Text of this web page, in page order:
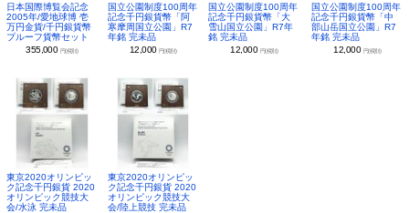
日本国際博覧会記念
2005年/愛地球博 壱
万円金貨/千円銀貨幣
プルーフ貨幣セット
355,000 円(税別)
国立公園制度100周年
記念千円銀貨幣「阿
寒摩周国立公園」R7
年銘 完未品
12,000 円(税別)
国立公園制度100周年
記念千円銀貨幣「大
雪山国立公園」R7年
銘 完未品
12,000 円(税別)
国立公園制度100周年
記念千円銀貨幣「中
部山岳国立公園」R7
年銘 完未品
12,000 円(税別)
東京2020オリンピッ
ク記念千円銀貨 2020
オリンピック競技大
会/水泳 完未品
東京2020オリンピッ
ク記念千円銀貨 2020
オリンピック競技大
会/陸上競技 完未品